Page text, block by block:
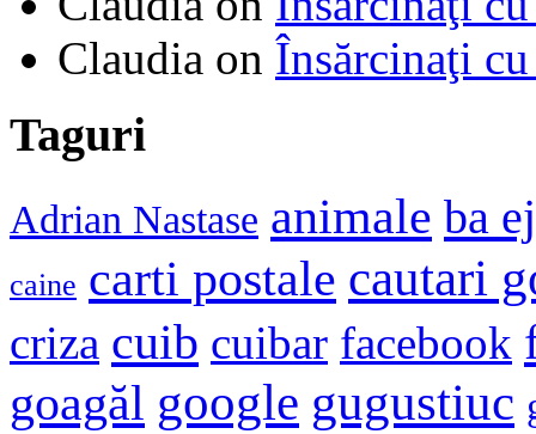
Claudia on Însărcinaţi
Taguri
Adrian Nastase animale ba
caine carti postale cautari
criza cuib cuibar facebook
goagăl google gugustiuc